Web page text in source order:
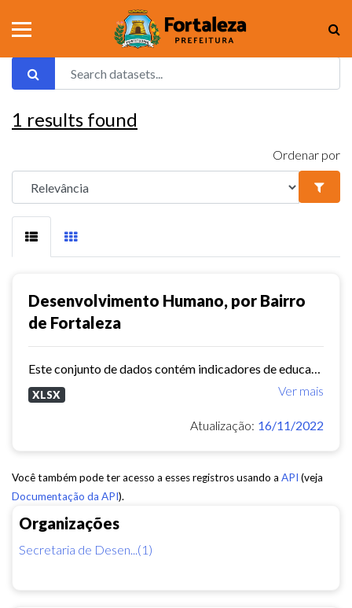
Organizações
Secretaria de Desen...(1)
1 results found
Ordenar por
Desenvolvimento Humano, por Bairro
de Fortaleza
Ver mais
XLSX
Atualização: 16/11/2022
Você também pode ter acesso a esses registros usando a API (veja
Documentação da API).